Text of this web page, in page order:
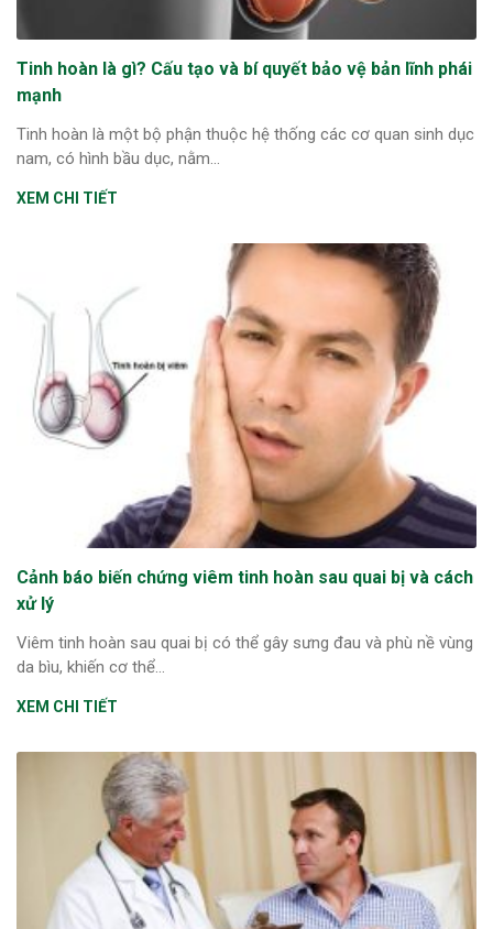
Tinh hoàn là gì? Cấu tạo và bí quyết bảo vệ bản lĩnh phái
mạnh
Tinh hoàn là một bộ phận thuộc hệ thống các cơ quan sinh dục
nam, có hình bầu dục, nằm...
XEM CHI TIẾT
Cảnh báo biến chứng viêm tinh hoàn sau quai bị và cách
xử lý
Viêm tinh hoàn sau quai bị có thể gây sưng đau và phù nề vùng
da bìu, khiến cơ thể...
XEM CHI TIẾT